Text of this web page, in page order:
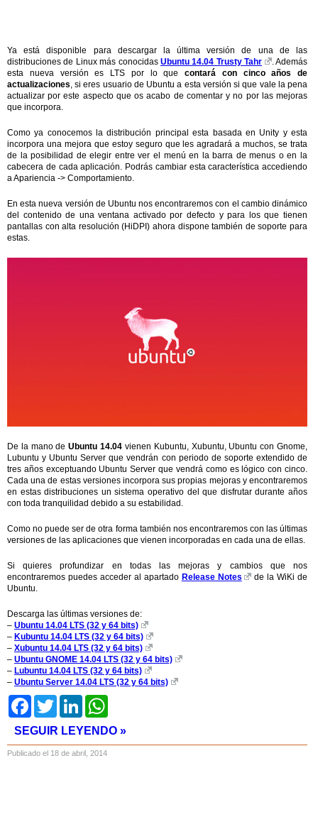
Ya está disponible para descargar la última versión de una de las
distribuciones de Linux más conocidas Ubuntu 14.04 Trusty Tahr
. Además
esta nueva versión es LTS por lo que contará con cinco años de
actualizaciones, si eres usuario de Ubuntu a esta versión si que vale la pena
actualizar por este aspecto que os acabo de comentar y no por las mejoras
que incorpora.
Como ya conocemos la distribución principal esta basada en Unity y esta
incorpora una mejora que estoy seguro que les agradará a muchos, se trata
de la posibilidad de elegir entre ver el menú en la barra de menus o en la
cabecera de cada aplicación. Podrás cambiar esta característica accediendo
a Apariencia -> Comportamiento.
En esta nueva versión de Ubuntu nos encontraremos con el cambio dinámico
del contenido de una ventana activado por defecto y para los que tienen
pantallas con alta resolución (HiDPI) ahora dispone también de soporte para
estas.
De la mano deUbuntu 14.04 vienen Kubuntu, Xubuntu, Ubuntu con Gnome,
Lubuntu y Ubuntu Server que vendrán con periodo de soporte extendido de
tres años exceptuando Ubuntu Server que vendrá como es lógico con cinco.
Cada una de estas versiones incorpora sus propias mejoras y encontraremos
en estas distribuciones un sistema operativo del que disfrutar durante años
con toda tranquilidad debido a su estabilidad.
Como no puede ser de otra forma también nos encontraremos con las últimas
versiones de las aplicaciones que vienen incorporadas en cada una de ellas.
Si quieres profundizar en todas las mejoras y cambios que nos
encontraremos puedes acceder al apartado Release Notes
de la WiKi de
Ubuntu.
Descarga las últimas versiones de:
– Ubuntu 14.04 LTS (32 y 64 bits)
– Kubuntu 14.04 LTS (32 y 64 bits)
– Xubuntu 14.04 LTS (32 y 64 bits)
– Ubuntu GNOME 14.04 LTS (32 y 64 bits)
– Lubuntu 14.04 LTS (32 y 64 bits)
– Ubuntu Server 14.04 LTS (32 y 64 bits)
FacebookTwitter LinkedIn
SEGUIR LEYENDO »
Publicado el 18 de abril, 2014